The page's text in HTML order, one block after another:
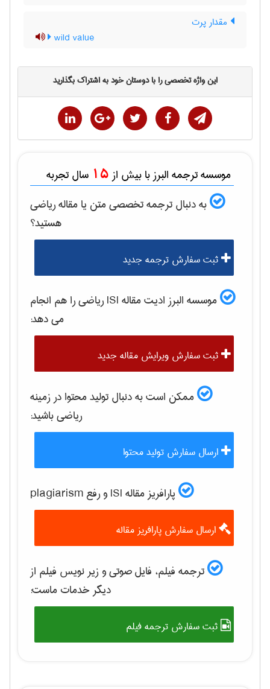
مقدار پرت
wild value
این واژه تخصصی را با دوستان خود به اشتراک بگذارید
موسسه ترجمه البرز با بیش از 15 سال تجربه
به دنبال ترجمه تخصصی متن یا مقالهرياضی
هستید؟
ثبت سفارش ترجمه جدید
موسسه البرز ادیت مقاله ISI رياضیرا هم انجام
می دهد:
ثبت سفارش ویرایش مقاله جدید
ممکن است به دنبال تولید محتوا در زمینه
رياضیباشید:
ارسال سفارش تولید محتوا
پارافریز مقاله ISI و رفع plagiarism
ارسال سفارش پارافریز مقاله
ترجمه فیلم، فایل صوتی و زیر نویس فیلم از
دیگر خدمات ماست:
ثبت سفارش ترجمه فیلم